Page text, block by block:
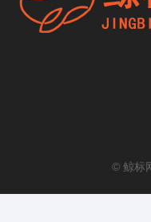
© 鲸标